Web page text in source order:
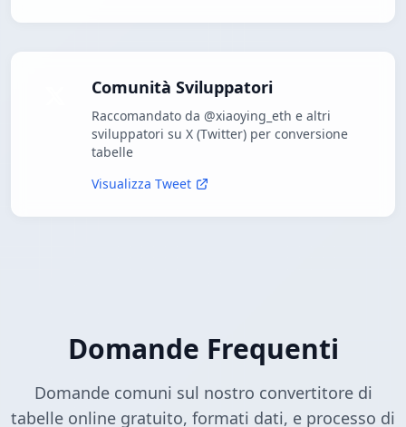
Comunità Sviluppatori
Raccomandato da @xiaoying_eth e altri
sviluppatori su X (Twitter) per conversione
tabelle
Visualizza Tweet
Domande Frequenti
Domande comuni sul nostro convertitore di
tabelle online gratuito, formati dati, e processo di